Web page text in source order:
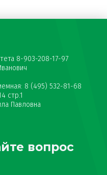
8-903-208-17-97
8 (495) 532-81-68
стр.1
Павловна
вопрос